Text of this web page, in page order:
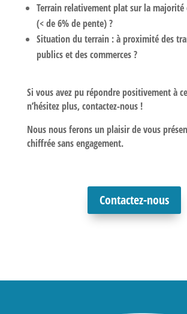
Terrain relativement plat sur la majorité
(< de 6% de pente) ?
Situation du terrain : à proximité des
publics et des commerces ?
Si vous avez pu répondre positivement à
n’hésitez plus, contactez-nous !
Nous nous ferons un plaisir de vous
chiffrée sans engagement.
Contactez-nous